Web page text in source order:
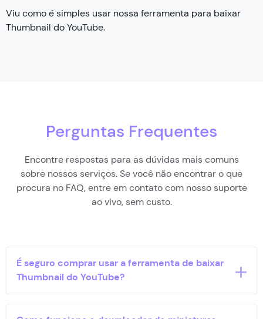
Viu como é simples usar nossa ferramenta para baixar
Thumbnail do YouTube.
Perguntas Frequentes
Encontre respostas para as dúvidas mais comuns
sobre nossos serviços. Se você não encontrar o que
procura no FAQ, entre em contato com nosso suporte
ao vivo, sem custo.
É seguro comprar usar a ferramenta de baixar
Thumbnail do YouTube?